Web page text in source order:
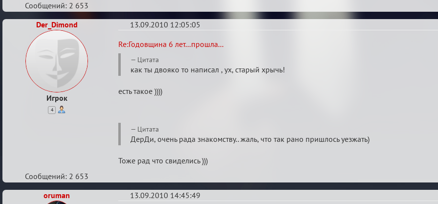
Сообщений: 2 653
Der_Dimond
Игрок
4
13.09.2010 12:05:05
Re:
Годовщина
Re:Годовщина 6 лет...прошла...
Цитата
как ты двояко то написал , ух, старый хрычь!
есть такое ))))
Цитата
ДерДи, очень рада знакомству.. жаль, что так рано пришлось уезжать)
Тоже рад что свиделись )))
Сообщений: 2 653
oruman
13.09.2010 14:45:49